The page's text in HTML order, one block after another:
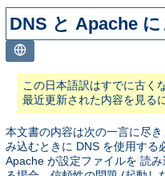
DNS と Apache
この日本語訳はすでに古く
最近更新された内容を見る
本文書の内容は次の一言に尽
み込むときに DNS を使用する
Apache が設定ファイルを 読